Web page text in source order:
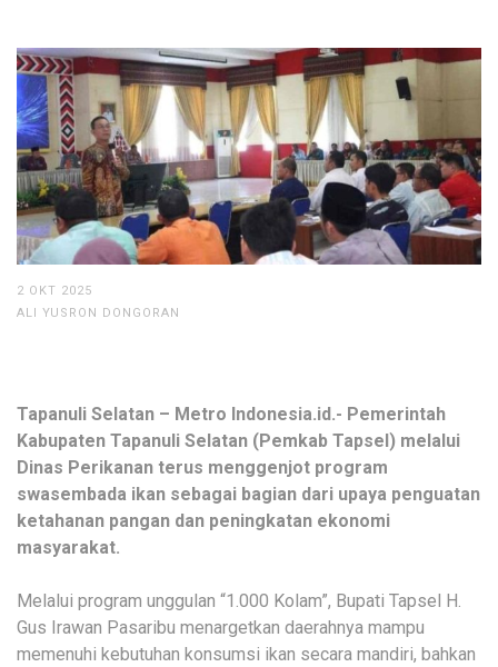
2 OKT 2025
ALI YUSRON DONGORAN
Tapanuli Selatan – Metro Indonesia.id.- Pemerintah
Kabupaten Tapanuli Selatan (Pemkab Tapsel) melalui
Dinas Perikanan terus menggenjot program
swasembada ikan sebagai bagian dari upaya penguatan
ketahanan pangan dan peningkatan ekonomi
masyarakat.
Melalui program unggulan “1.000 Kolam”, Bupati Tapsel H.
Gus Irawan Pasaribu menargetkan daerahnya mampu
memenuhi kebutuhan konsumsi ikan secara mandiri, bahkan